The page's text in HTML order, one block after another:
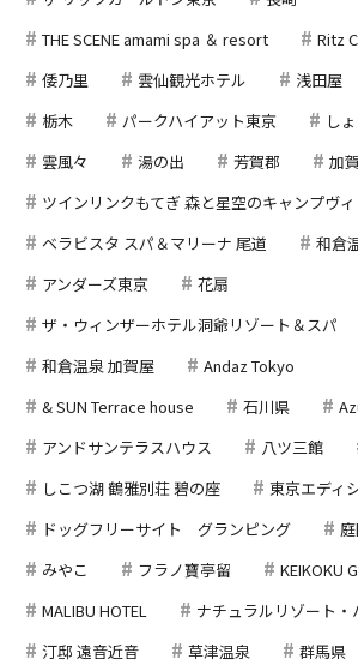
THE SCENE amami spa ＆ resort
Ritz
倭乃里
雲仙観光ホテル 浅田屋
栃木
パークハイアット東京
し
雲風々
湯の出 芳賀郡
加
ツインリンクもてぎ 森と星空のキャンプヴ
ベラビスタ スパ＆マリーナ 尾道
和倉
アンダーズ東京
花扇
ザ・ウィンザーホテル洞爺リゾート＆スパ
和倉温泉 加賀屋
Andaz Tokyo
& SUN Terrace house
石川県
アンドサンテラスハウス
八ツ三館
しこつ湖 鶴雅別荘 碧の座
東京エディ
ドッグフリーサイト グランピング
みやこ
フラノ寶亭留
KEIKOKU
MALIBU HOTEL
ナチュラルリゾート・
汀邸 遠音近音
草津温泉 群馬県